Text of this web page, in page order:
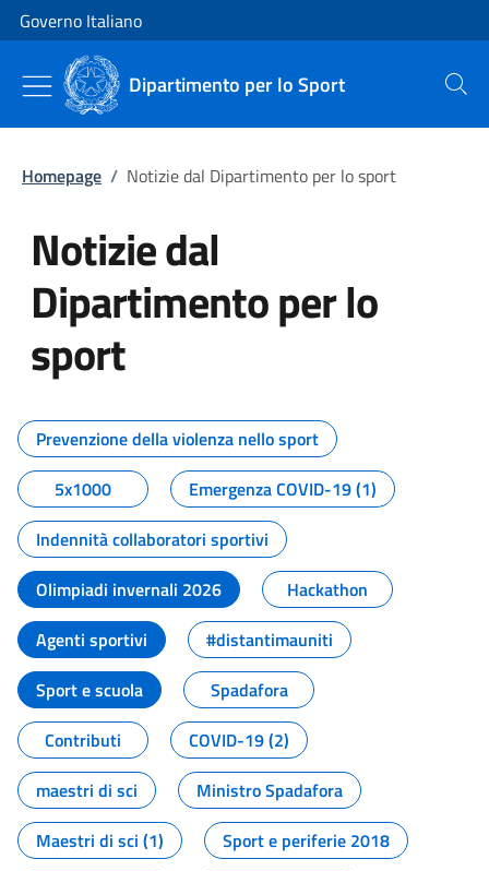
Vai al contenuto
Vai alla navigazione del sito
Governo Italiano
Dipartimento per lo Sport Cerca
Homepage / Notizie dal Dipartimento per lo sport
Notizie dal
Dipartimento per lo
sport
Tutti i contenuti della pagina
Prevenzione della violenza nello sport
5x1000
Emergenza COVID-19 (1)
Indennità collaboratori sportivi
Olimpiadi invernali 2026
Hackathon
Agenti sportivi
#distantimauniti
Sport e scuola
Spadafora
Contributi
COVID-19 (2)
maestri di sci
Ministro Spadafora
Maestri di sci (1)
Sport e periferie 2018